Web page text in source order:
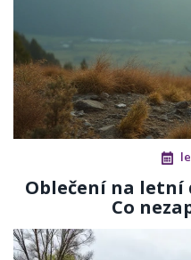
Oblečení na letní
Co